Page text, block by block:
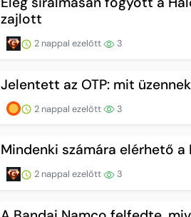
zajlott
2 nappal ezelőtt 3
Jelentett az OTP: mit
2 nappal ezelőtt 3
Mindenki számára elérhető
2 nappal ezelőtt 3